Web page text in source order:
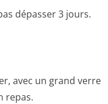
dépasser 3 jours.
avec un grand verre
repas.